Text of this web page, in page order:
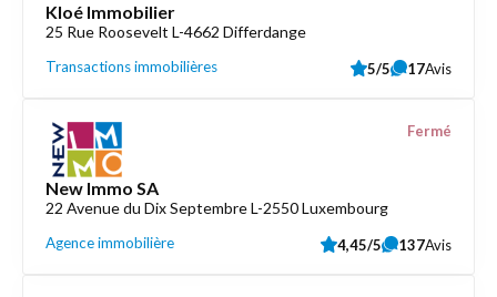
Kloé Immobilier
25 Rue Roosevelt L-4662 Differdange
Transactions immobilières 5/5 17Avis
New Immo SA
22 Avenue du Dix Septembre L-2550 Luxembourg
Agence immobilière
Fermé
4,45/5 137Avis